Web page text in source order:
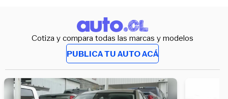
Cotiza y compara todas las marcas y modelos
PUBLICA TU AUTO ACÁ